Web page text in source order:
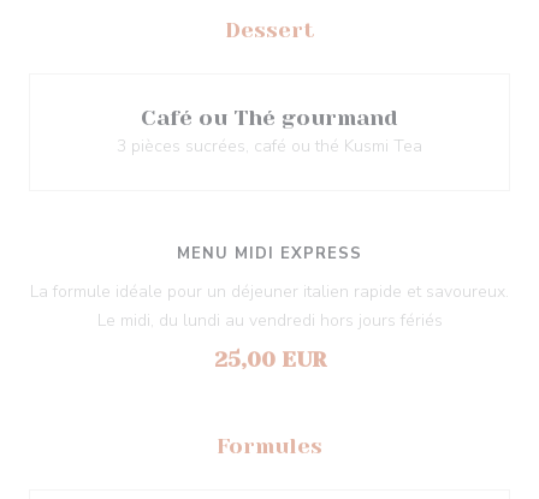
Dessert
Café ou Thé gourmand
3 pièces sucrées, café ou thé Kusmi Tea
MENU MIDI EXPRESS
La formule idéale pour un déjeuner italien rapide et savoureux.
Le midi, du lundi au vendredi hors jours fériés
25,00 EUR
Formules